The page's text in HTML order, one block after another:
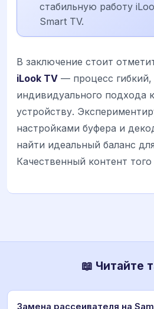
стабильную работу
Smart TV.
В заключение стоит
iLook TV — процесс
индивидуального подхода
устройству.
настройками буфера и
найти идеальный баланс
Качественный контент того
📖 Читайте
Замена рассеивателя на